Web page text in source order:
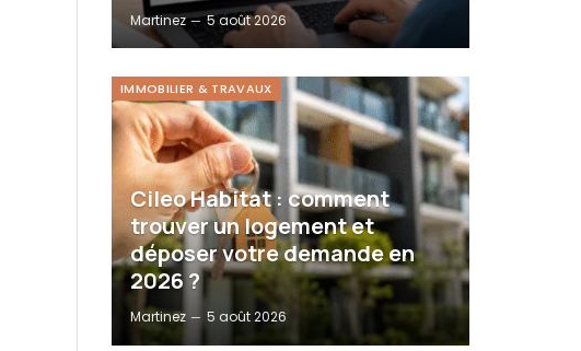
Martinez 5 août 2026
IMMOBILIER & TRAVAUX
Cileo Habitat : comment
trouver un logement et
déposer votre demande en
2026 ?
Martinez 5 août 2026